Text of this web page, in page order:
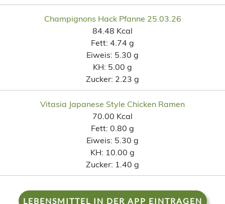
Champignons Hack Pfanne 25.03.26
84.48 Kcal
Fett: 4.74 g
Eiweis: 5.30 g
KH: 5.00 g
Zucker: 2.23 g
Vitasia Japanese Style Chicken Ramen
70.00 Kcal
Fett: 0.80 g
Eiweis: 5.30 g
KH: 10.00 g
Zucker: 1.40 g
LEBENSMITTEL IN DER APP EINTRAGEN